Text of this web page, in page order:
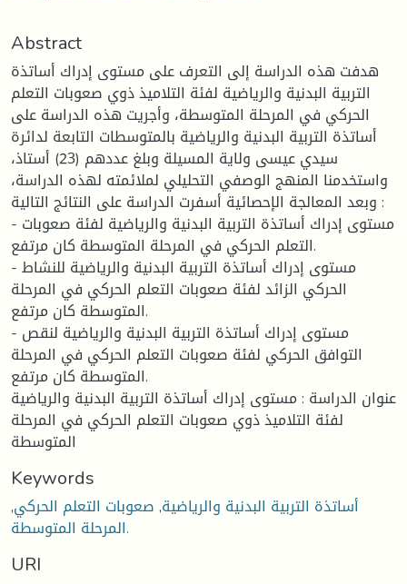
Abstract
هدفت هذه الدراسة إلى التعرف على مستوى إدراك أساتذة
التربية البدنية والرياضية لفئة التلاميذ ذوي صعوبات التعلم
الحركي في المرحلة المتوسطة، وأجريت هذه الدراسة على
أساتذة التربية البدنية والرياضية بالمتوسطات التابعة لدائرة
سيدي عيسى ولاية المسيلة وبلغ عددهم (23) أستاذ،
واستخدمنا المنهج الوصفي التحليلي لملائمته لهذه الدراسة،
وبعد المعالجة الإحصائية أسفرت الدراسة على النتائج التالية :
- مستوى إدراك أساتذة التربية البدنية والرياضية لفئة صعوبات
التعلم الحركي في المرحلة المتوسطة كان مرتفع.
- مستوى إدراك أساتذة التربية البدنية والرياضية للنشاط
الحركي الزائد لفئة صعوبات التعلم الحركي في المرحلة
المتوسطة كان مرتفع.
- مستوى إدراك أساتذة التربية البدنية والرياضية لنقص
التوافق الحركي لفئة صعوبات التعلم الحركي في المرحلة
المتوسطة كان مرتفع.
عنوان الدراسة : مستوى إدراك أساتذة التربية البدنية والرياضية
لفئة التلاميذ ذوي صعوبات التعلم الحركي في المرحلة
المتوسطة
Keywords
أساتذة التربية البدنية والرياضية,صعوبات التعلم الحركي,
المرحلة المتوسطة.
URI